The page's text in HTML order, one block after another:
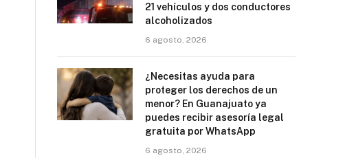
21 vehículos y dos conductores
alcoholizados
6 agosto, 2026
¿Necesitas ayuda para
proteger los derechos de un
menor? En Guanajuato ya
puedes recibir asesoría legal
gratuita por WhatsApp
6 agosto, 2026